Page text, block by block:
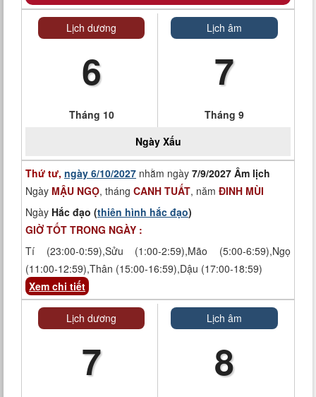
Lịch dương
6
Tháng 10
Lịch âm
7
Tháng 9
Ngày Xấu
Thứ tư, ngày 6/10/2027 nhằm ngày 7/9/2027 Âm lịch
Ngày MẬU NGỌ, tháng CANH TUẤT, năm ĐINH MÙI
Ngày Hắc đạo (thiên hình hắc đạo)
GIỜ TỐT TRONG NGÀY :
Tí (23:00-0:59),Sửu (1:00-2:59),Mão (5:00-6:59),Ngọ
(11:00-12:59),Thân (15:00-16:59),Dậu (17:00-18:59)
Xem chi tiết
Lịch dương
7
Lịch âm
8